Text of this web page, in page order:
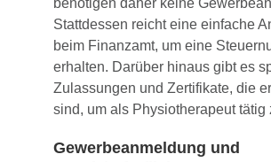
Stattdessen reicht eine einfache
beim Finanzamt, um eine
erhalten. Darüber hinaus gibt es
Zulassungen und Zertifikate, die
sind, um als Physiotherapeut tätig
Gewerbeanmeldung und